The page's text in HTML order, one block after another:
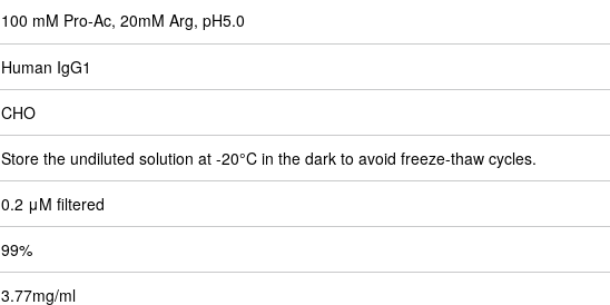
100 mM Pro-Ac, 20mM Arg, pH5.0
Human IgG1
CHO
Store the undiluted solution at -20°C in the dark to avoid freeze-thaw cycles.
0.2 μM filtered
99%
3.77mg/ml